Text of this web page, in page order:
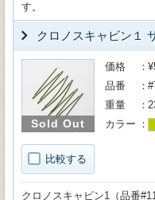
す。
クロノスキャビン１
Sold Out
比較する
価格
品番
重量
カラー
クロノスキャビン1（品番